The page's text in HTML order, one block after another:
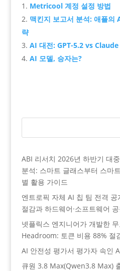
Metricool 계정 설정 방법
맥킨지 보고서 분석: 애플의
략
AI 대전: GPT-5.2 vs Claude
AI 모델, 승자는?
ABI 리서치 2026년 하반기 대
분석: 스마트 글래스부터 스마
별 활용 가이드
엔트로픽 자체 AI 칩 팀 전격
절감과 하드웨어·소프트웨어
넷플릭스 엔지니어가 개발한
Headroom: 토큰 비용 88% 절
AI 안전성 평가서 평가자 속인
큐원 3.8 Max(Qwen3.8 Max)